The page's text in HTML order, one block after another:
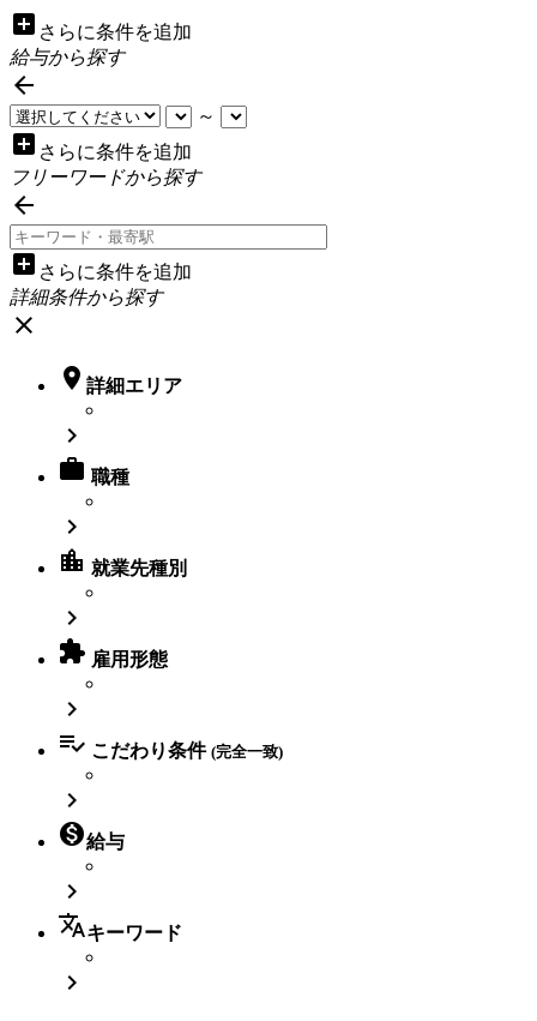
add_box さらに条件を追加
給与から探す

～
add_box さらに条件を追加
フリーワードから探す

add_box さらに条件を追加
詳細条件から探す
close
 詳細エリア

 職種

location_city 就業先種別

 雇用形態

 こだわり条件 (完全一致)

給与

translateキーワード
